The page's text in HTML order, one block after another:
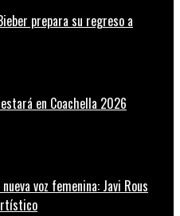
prepara su regreso a
estará en Coachella 2026
voz femenina: Javi Rous